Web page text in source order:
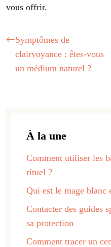
vous offrir.
Symptômes de
clairvoyance : êtes-vous
un médium naturel ?
À la une
Comment utiliser les
rituel ?
Qui est le mage blanc
Contacter des guides
sa protection
Comment tracer un